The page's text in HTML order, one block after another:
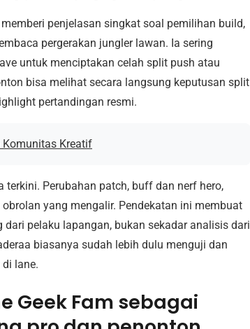
penjelasan singkat soal pemilihan build,
pergerakan jungler lawan. Ia sering
untuk menciptakan celah split push atau
bisa melihat secara langsung keputusan split
pertandingan resmi.
Komunitas Kreatif
Perubahan patch, buff dan nerf hero,
yang mengalir. Pendekatan ini membuat
pelaku lapangan, bukan sekadar analisis dari
biasanya sudah lebih dulu menguji dan
lane.
Geek Fam sebagai